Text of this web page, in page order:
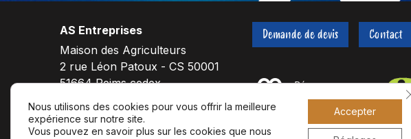
AS Entreprises
Maison des Agriculteurs
2 rue Léon Patoux - CS 50001
51664 Reims cedex
F
L
Y
Demande de devis Contact
Nous utilisons des cookies pour vous offrir la meilleure
expérience sur notre site.
Vous pouvez en savoir plus sur les cookies que nous
Accepter